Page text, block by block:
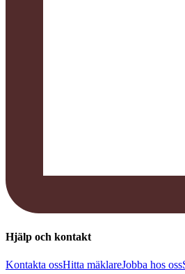
Hjälp och kontakt
Kontakta ossHitta mäklareJobba hos oss